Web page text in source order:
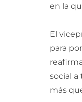
en la
El
para
social a
más